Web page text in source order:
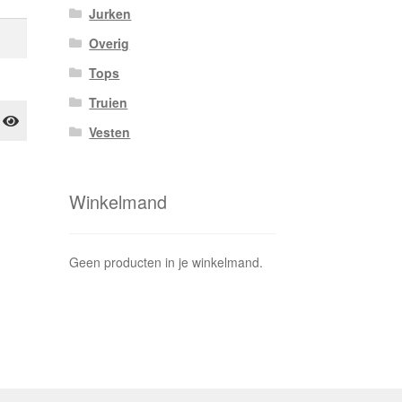
Jurken
Overig
Tops
Truien
Vesten
Winkelmand
Geen producten in je winkelmand.